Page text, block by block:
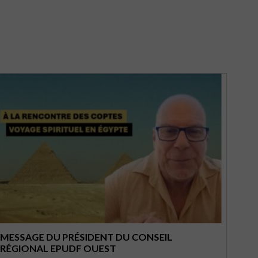
MESSAGE DU PRÉSIDENT DU CONSEIL
RÉGIONAL EPUDF OUEST